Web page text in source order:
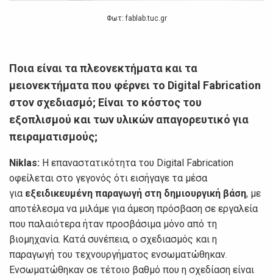
Φωτ: fablab.tuc.gr
Ποια είναι τα πλεονεκτήματα και τα
μειονεκτήματα που φέρνει το Digital Fabrication
στον σχεδιασμό; Είναι το κόστος του
εξοπλισμού και των υλικών απαγορευτικό για
πειραματισμούς;
Niklas: Η επαναστατικότητα του Digital Fabrication
οφείλεται στο γεγονός ότι εισήγαγε τα μέσα
για εξειδικευμένη παραγωγή στη δημιουργική βάση, με
αποτέλεσμα να μιλάμε για άμεση πρόσβαση σε εργαλεία
που παλαιότερα ήταν προσβάσιμα μόνο από τη
βιομηχανία. Κατά συνέπεια, ο σχεδιασμός και η
παραγωγή του τεχνουργήματος ενσωματώθηκαν.
Ενσωματώθηκαν σε τέτοιο βαθμό που η σχεδίαση είναι